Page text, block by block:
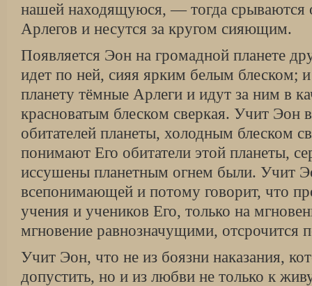
нашей находящуюся, — тогда срываются
Арлегов и несутся за кругом сияющим.
Появляется Эон на громадной планете
идет по ней, сияя ярким белым блеском;
планету тёмные Арлеги и идут за ним в
красноватым блеском сверкая. Учит Эон
обитателей планеты, холодным блеском
понимают Его обитатели этой планеты,
иссушены планетным огнем были. Учит
всепонимающей и потому говорит, что
учения и учеников Его, только на
мгновение равнозначущими, отсрочится
Учит Эон, что не из боязни наказания,
допустить, но и из любви не только к